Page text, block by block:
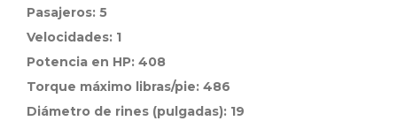
Pasajeros: 5
Velocidades: 1
Potencia en HP: 408
Torque máximo libras/pie: 486
Diámetro de rines (pulgadas): 19